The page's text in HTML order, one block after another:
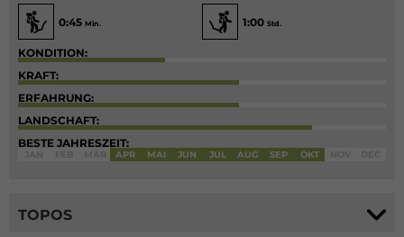
0:45 Min. 1:00 Std.
KONDITION:
KRAFT:
ERFAHRUNG:
LANDSCHAFT:
BESTE JAHRESZEIT:
APR MAI JUN JUL AUG SEP OKT
TOPOS